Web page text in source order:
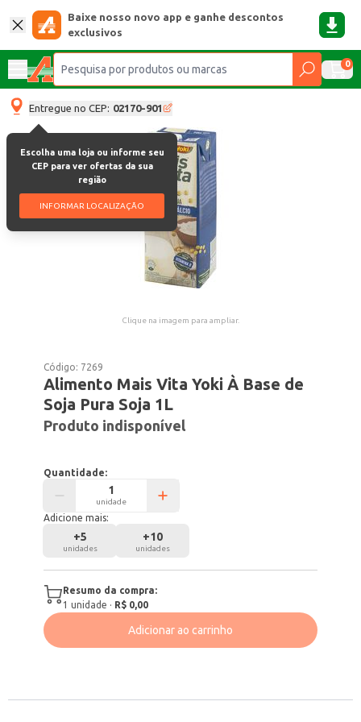
Baixe nosso novo app e ganhe descontos
exclusivos
0
Entregue no CEP: 02170-901
Escolha uma loja ou informe seu
CEP para ver ofertas da sua
região
INFORMAR LOCALIZAÇÃO
Clique na imagem para ampliar.
Código: 7269
Alimento Mais Vita Yoki À Base de
Soja Pura Soja 1L
Produto indisponível
Quantidade:
unidade
Adicione mais:
+5
unidades
+10
unidades
Resumo da compra:
1 unidade · R$ 0,00
Adicionar ao carrinho